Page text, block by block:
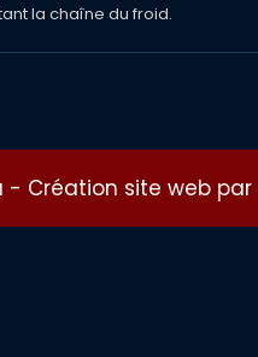
la chaîne du froid.
- Création site web par